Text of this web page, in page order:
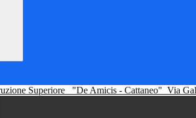
Superiore "De Amicis - Cattaneo" Via